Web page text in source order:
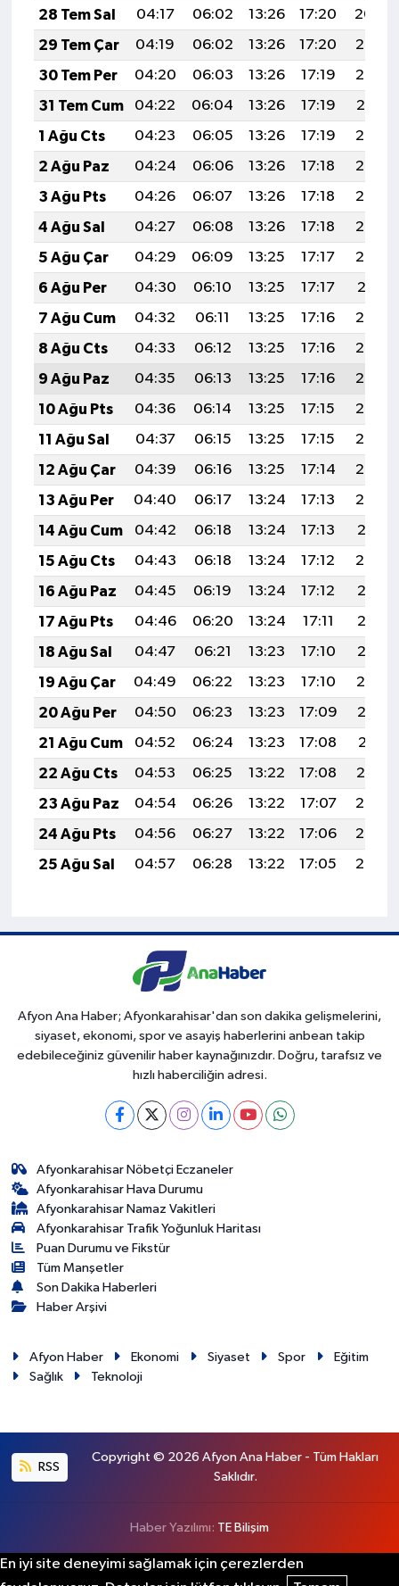
28 Tem Sal
04:17 06:02 13:26 17:20
20:40
29 Tem Çar
04:19 06:02 13:26 17:20
20:39
30 Tem Per
04:20 06:03 13:26 17:19
20:38
31 Tem Cum
04:22 06:04 13:26 17:19
20:37
1 Ağu Cts
04:23 06:05 13:26 17:19
20:36
2 Ağu Paz
04:24 06:06 13:26 17:18
20:35
3 Ağu Pts
04:26 06:07 13:26 17:18
20:34
4 Ağu Sal
04:27 06:08 13:26 17:18
20:33
5 Ağu Çar
04:29 06:09 13:25 17:17
20:32
6 Ağu Per
04:30 06:10 13:25 17:17
20:31
7 Ağu Cum
04:32 06:11 13:25 17:16
20:30
8 Ağu Cts
04:33 06:12 13:25 17:16
20:29
9 Ağu Paz
04:35 06:13 13:25 17:16
20:27
10 Ağu Pts
04:36 06:14 13:25 17:15
20:26
11 Ağu Sal
04:37 06:15 13:25 17:15
20:25
12 Ağu Çar
04:39 06:16 13:25 17:14
20:24
13 Ağu Per
04:40 06:17 13:24 17:13
20:22
14 Ağu Cum
04:42 06:18 13:24 17:13
20:21
15 Ağu Cts
04:43 06:18 13:24 17:12
20:20
16 Ağu Paz
04:45 06:19 13:24 17:12
20:18
17 Ağu Pts
04:46 06:20 13:24 17:11
20:17
18 Ağu Sal
04:47 06:21 13:23 17:10
20:15
19 Ağu Çar
04:49 06:22 13:23 17:10
20:14
20 Ağu Per
04:50 06:23 13:23 17:09
20:13
21 Ağu Cum
04:52 06:24 13:23 17:08
20:11
22 Ağu Cts
04:53 06:25 13:22 17:08
20:10
23 Ağu Paz
04:54 06:26 13:22 17:07
20:08
24 Ağu Pts
04:56 06:27 13:22 17:06
20:07
25 Ağu Sal
04:57 06:28 13:22 17:05 20:05
Afyon Ana Haber; Afyonkarahisar'dan son dakika gelişmelerini,
siyaset, ekonomi, spor ve asayiş haberlerini anbean takip
edebileceğiniz güvenilir haber kaynağınızdır. Doğru, tarafsız ve
hızlı haberciliğin adresi.
Afyonkarahisar Nöbetçi Eczaneler
Afyonkarahisar Hava Durumu
Afyonkarahisar Namaz Vakitleri
Afyonkarahisar Trafik Yoğunluk Haritası
Puan Durumu ve Fikstür
Tüm Manşetler
Son Dakika Haberleri
Haber Arşivi
Afyon Haber Ekonomi Siyaset Spor
Eğitim
Sağlık
Teknoloji
RSS
Copyright © 2026 Afyon Ana Haber - Tüm Hakları
Saklıdır.
Haber Yazılımı: TE Bilişim
En iyi site deneyimi sağlamak için çerezlerden